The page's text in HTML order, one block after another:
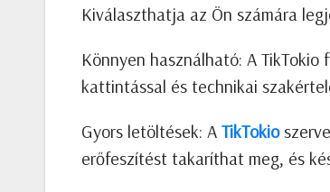
Kiválaszthatja az Ön számára
Könnyen használható: A
kattintással és technikai
Gyors letöltések: A TikTokio
erőfeszítést takaríthat meg, és